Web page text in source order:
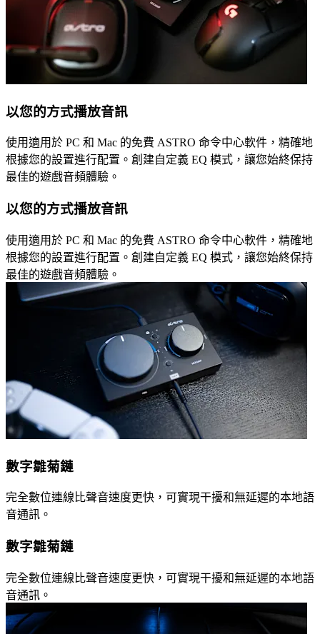
以您的方式播放音訊
使用適用於 PC 和 Mac 的免費 ASTRO 命令中心軟件，精確地
根據您的設置進行配置。創建自定義 EQ 模式，讓您始終保持
最佳的遊戲音頻體驗。
以您的方式播放音訊
使用適用於 PC 和 Mac 的免費 ASTRO 命令中心軟件，精確地
根據您的設置進行配置。創建自定義 EQ 模式，讓您始終保持
最佳的遊戲音頻體驗。
數字雛菊鏈
完全數位連線比聲音速度更快，可實現干擾和無延遲的本地語
音通訊。
數字雛菊鏈
完全數位連線比聲音速度更快，可實現干擾和無延遲的本地語
音通訊。